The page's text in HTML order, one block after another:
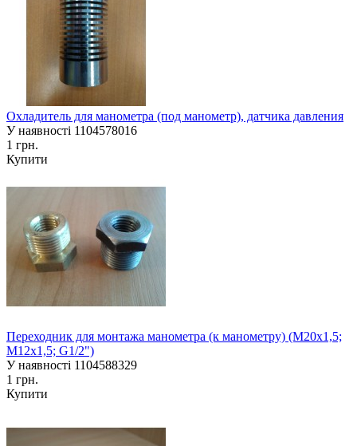
Охладитель для манометра (под манометр), датчика давления
У наявності 1104578016
1 грн.
Купити
Переходник для монтажа манометра (к манометру) (М20х1,5;
М12х1,5; G1/2")
У наявності 1104588329
1 грн.
Купити